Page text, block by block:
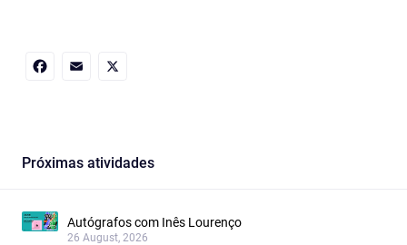
Próximas atividades
Autógrafos com Inês Lourenço
26 August, 2026